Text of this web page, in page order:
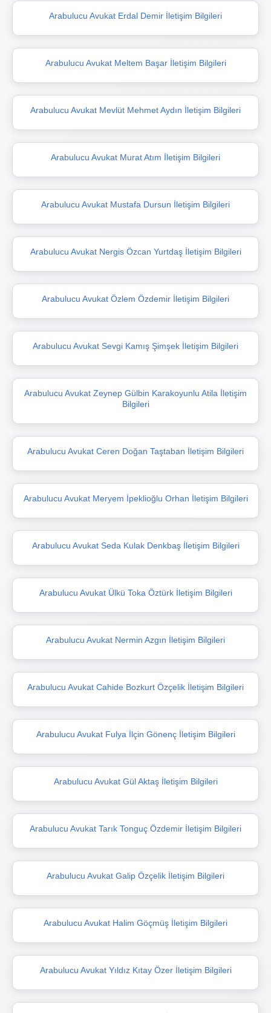
Arabulucu Avukat Erdal Demir İletişim Bilgileri
Arabulucu Avukat Meltem Başar İletişim Bilgileri
Arabulucu Avukat Mevlüt Mehmet Aydın İletişim Bilgileri
Arabulucu Avukat Murat Atım İletişim Bilgileri
Arabulucu Avukat Mustafa Dursun İletişim Bilgileri
Arabulucu Avukat Nergis Özcan Yurtdaş İletişim Bilgileri
Arabulucu Avukat Özlem Özdemir İletişim Bilgileri
Arabulucu Avukat Sevgi Kamış Şimşek İletişim Bilgileri
Arabulucu Avukat Zeynep Gülbin Karakoyunlu Atila İletişim
Bilgileri
Arabulucu Avukat Ceren Doğan Taştaban İletişim Bilgileri
Arabulucu Avukat Meryem İpeklioğlu Orhan İletişim Bilgileri
Arabulucu Avukat Seda Kulak Denkbaş İletişim Bilgileri
Arabulucu Avukat Ülkü Toka Öztürk İletişim Bilgileri
Arabulucu Avukat Nermin Azgın İletişim Bilgileri
Arabulucu Avukat Cahide Bozkurt Özçelik İletişim Bilgileri
Arabulucu Avukat Fulya İlçin Gönenç İletişim Bilgileri
Arabulucu Avukat Gül Aktaş İletişim Bilgileri
Arabulucu Avukat Tarık Tonguç Özdemir İletişim Bilgileri
Arabulucu Avukat Galip Özçelik İletişim Bilgileri
Arabulucu Avukat Halim Göçmüş İletişim Bilgileri
Arabulucu Avukat Yıldız Kıtay Özer İletişim Bilgileri